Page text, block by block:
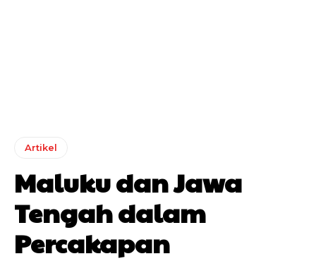
Artikel
Maluku dan Jawa
Tengah dalam
Percakapan